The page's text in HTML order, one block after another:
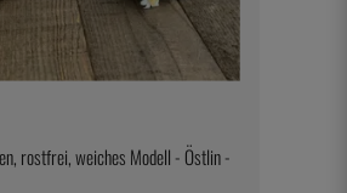
rostfrei, weiches Modell - Östlin -